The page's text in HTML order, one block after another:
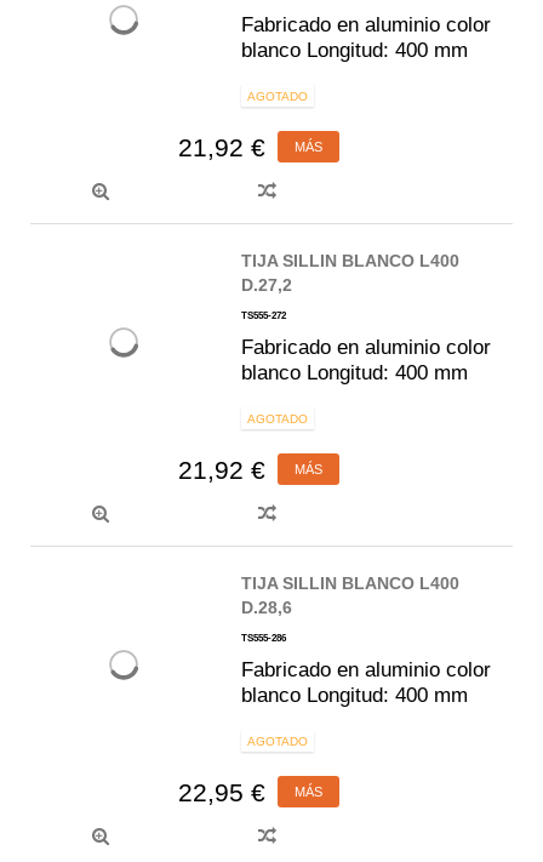
Fabricado en aluminio color
blanco Longitud: 400 mm
AGOTADO
21,92 € MÁS
TIJA SILLIN BLANCO L400
D.27,2
TS555-272
Fabricado en aluminio color
blanco Longitud: 400 mm
AGOTADO
21,92 € MÁS
TIJA SILLIN BLANCO L400
D.28,6
TS555-286
Fabricado en aluminio color
blanco Longitud: 400 mm
AGOTADO
22,95 € MÁS